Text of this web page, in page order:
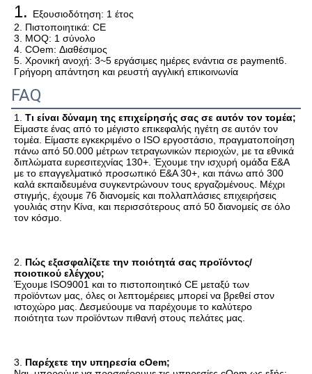
1.
Εξουσιοδότηση: 1 έτος
2. Πιστοποιητικά: CE
3. MOQ: 1 σύνολο
4. COem: Διαθέσιμος
5. Χρονική ανοχή: 3~5 εργάσιμες ημέρες ενάντια σε payment6.
Γρήγορη απάντηση και ρευστή αγγλική επικοινωνία
FAQ
1. Τι είναι δύναμη της επιχείρησής σας σε αυτόν τον τομέα;
Είμαστε ένας από το μέγιστο επικεφαλής ηγέτη σε αυτόν τον
τομέα. Είμαστε εγκεκριμένο ο ISO εργοστάσιο, πραγματοποίηση
πάνω από 50.000 μέτρων τετραγωνικών περιοχών, με τα εθνικά
διπλώματα ευρεσιτεχνίας 130+. Έχουμε την ισχυρή ομάδα Ε&Α
με το επαγγελματικό προσωπικό Ε&Α 30+, και πάνω από 300
καλά εκπαιδευμένα συγκεντρώνουν τους εργαζομένους. Μέχρι
στιγμής, έχουμε 76 διανομείς και πολλαπλάσιες επιχειρήσεις
γουλιάς στην Κίνα, και περισσότερους από 50 διανομείς σε όλο
τον κόσμο.
2. Πώς εξασφαλίζετε την ποιότητά σας προϊόντος/
ποιοτικού ελέγχου;
Έχουμε ISO9001 και το πιστοποιητικό CE μεταξύ των
προϊόντων μας, όλες οι λεπτομέρειες μπορεί να βρεθεί στον
ιστοχώρο μας. Δεσμεύουμε να παρέχουμε το καλύτερο
ποιότητα των προϊόντων πιθανή στους πελάτες μας.
3. Παρέχετε την υπηρεσία cOem;